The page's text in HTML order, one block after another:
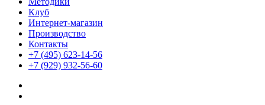
Клуб
Интернет-магазин
Производство
Контакты
+7 (495) 623-14-56
+7 (929) 932-56-60